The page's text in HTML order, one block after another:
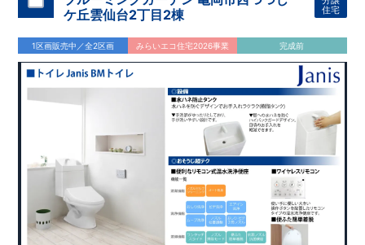
ケ丘雲仙台2丁目2棟
住宅
1区画販売中／全2区画 みらいエコ住宅2026事業 完成前